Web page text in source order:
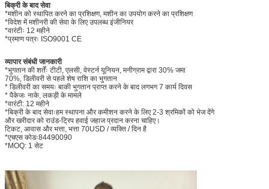
बिक्री के बाद सेवा
*मशीन को स्थापित करने का प्रशिक्षण, मशीन का उपयोग करने का प्रशिक्षण
*विदेश में मशीनरी की सेवा के लिए उपलब्ध इंजीनियर
*वारंटीः 12 महीने
*प्रमाण पत्रः ISO9001 CE
व्यापार संबंधी जानकारी
*भुगतान की शर्तेंः टीटी, एलसी, वेस्टर्न यूनियन, मनीग्राम द्वारा 30% जमा
70%, डिलीवरी से पहले शेष राशि का भुगतान
* डिलीवरी का समयः बाकी भुगतान प्राप्त करने के बाद लगभग 7 कार्य दिवस
* पैकेजः नाके, लकड़ी के मामले
*वारंटी: 12 महीने
*बिक्री के बाद सेवाःहम स्थापना और कमीशन करने के लिए 2-3 श्रमिकों को भेज देंगे
और खरीदार को राउंड-ट्रिप हवाई जहाज प्रदान करना चाहिए।
टिकट, आवास और भत्ता, भत्ता 70USD / व्यक्ति / दिन है
*एचएस कोडः84490090
*MOQ: 1 सेट